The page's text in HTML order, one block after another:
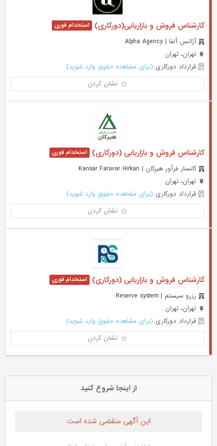
کارشناس فروش و بازاریابی(دورکاری)
آژانس آلفا | Alpha Agency
تهران، تهران
قرارداد دورکاری (برای مشاهده حقوق وارد شوید)
نشان کردن
کارشناس فروش و بازاریابی (دورکاری)
کانسار فرآور هیرکان | Kansar Faravar Hirkan
تهران، تهران
قرارداد دورکاری (برای مشاهده حقوق وارد شوید)
نشان کردن
کارشناس فروش و بازاریابی (دورکاری)
رزرو سیستم | Reserve system
تهران، تهران
قرارداد دورکاری (برای مشاهده حقوق وارد شوید)
نشان کردن
از اینجا شروع کنید
این آگهی منقضی شده است